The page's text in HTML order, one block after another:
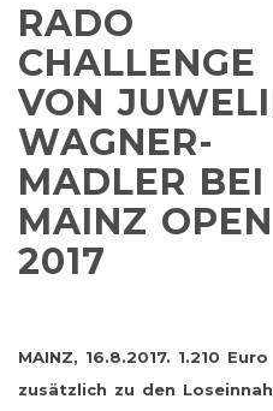
RADO
CHALLENGE
VON
WAGNER-
MADLER BEI
MAINZ OPEN
2017
MAINZ, 16.8.2017. 1.210 Euro
zusätzlich zu den